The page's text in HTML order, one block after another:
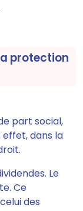
protection
part social,
effet, dans la
Le
Ce
des